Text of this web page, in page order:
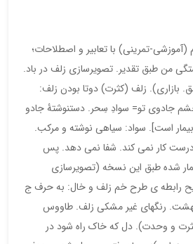
(آموزشی-تمرینی) با تعابیر و اصطلاحات؛
من طبق تقدیر. تصویرسازی زلف در باد.
بازاری). زلف (کثرت) دوتا بودن زلف:
جادوی تو= سوادِ سِحر. دستنوشتۀ جادو
است]. سواد: سیاهی نوشته و مرکب.
کار نمی کند. شفا نمی دهد. پس
شده طبق این نسخه (تصویرسازی
رابطه ی طرح خم زلف و خال: به حرف ج
رنگهای غیر مشکی زلف. طاووس
و وحدت). دل که خاک راه شود در